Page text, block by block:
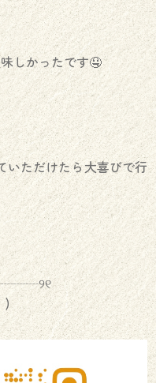
しかったです🤤
いただけたら大喜びで行
)